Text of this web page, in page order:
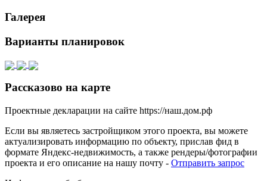
Галерея
Варианты планировок
Рассказово на карте
Проектные декларации на сайте https://наш.дом.рф
Если вы являетесь застройщиком этого проекта, вы можете
актуализировать информацию по объекту, прислав фид в
формате Яндекс-недвижимость, а также рендеры/фотографии
проекта и его описание на нашу почту - Отправить запрос